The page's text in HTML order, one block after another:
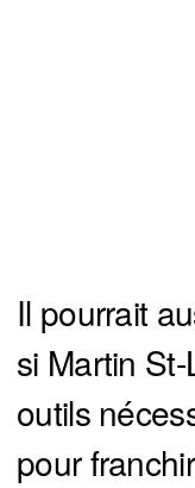
Il pourrait
si Martin
outils
pour